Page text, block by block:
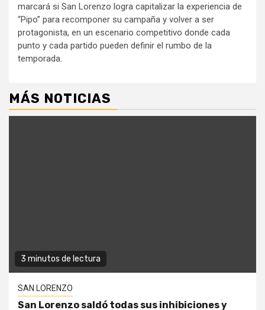
marcará si San Lorenzo logra capitalizar la experiencia de
“Pipo” para recomponer su campaña y volver a ser
protagonista, en un escenario competitivo donde cada
punto y cada partido pueden definir el rumbo de la
temporada.
MÁS NOTICIAS
3 minutos de lectura
SAN LORENZO
San Lorenzo saldó todas sus inhibiciones y